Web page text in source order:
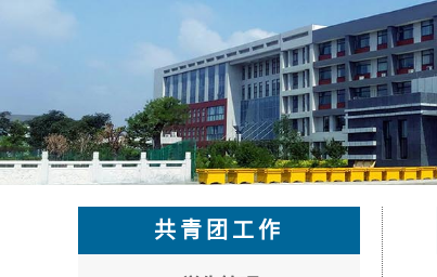
共青团工作